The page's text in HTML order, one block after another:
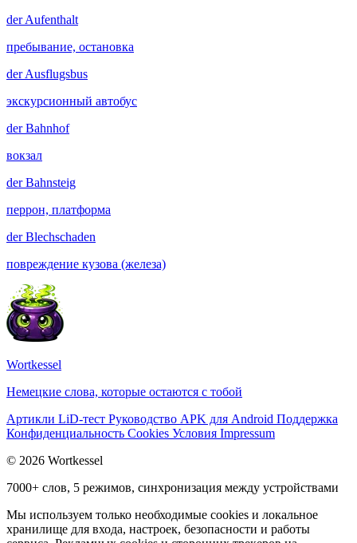
derAufenthalt
пребывание, остановка
derAusflugsbus
экскурсионный автобус
derBahnhof
вокзал
derBahnsteig
перрон, платформа
derBlechschaden
повреждение кузова (железа)
Wortkessel
Немецкие слова, которые остаются с тобой
Артикли LiD-тест Руководство APK для Android Поддержка
Конфиденциальность Cookies Условия Impressum
© 2026 Wortkessel
7000+ слов, 5 режимов, синхронизация между устройствами
Мы используем только необходимые cookies и локальное
хранилище для входа, настроек, безопасности и работы